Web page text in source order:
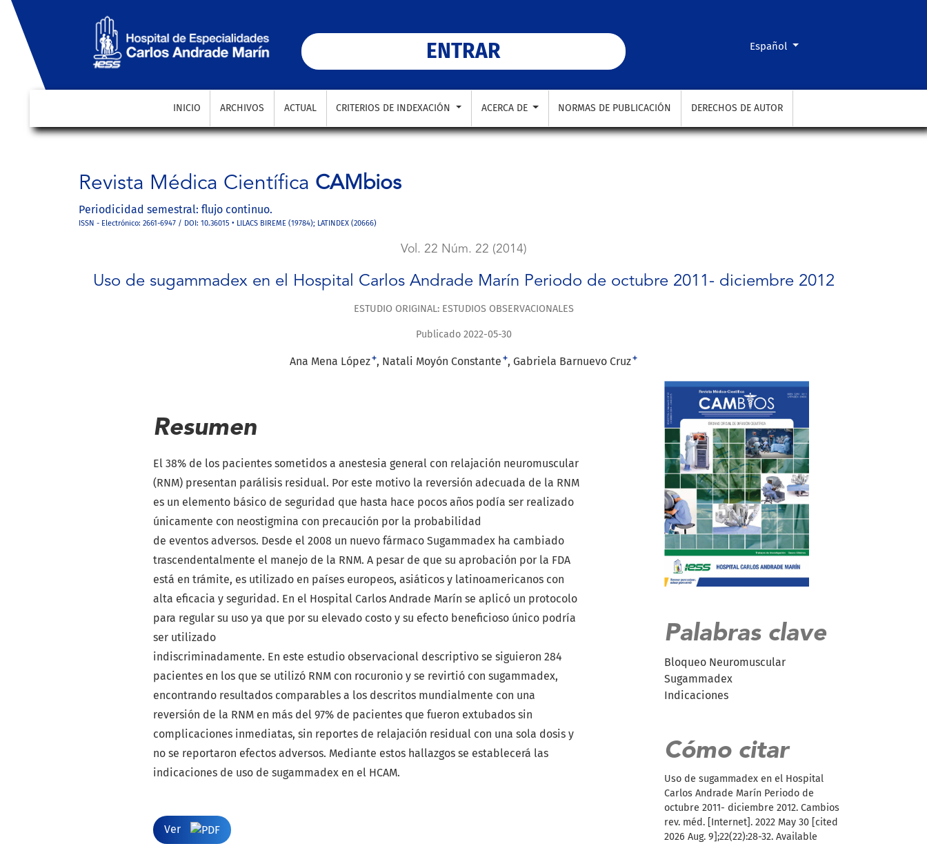
Cambiar el idioma. El actual es:
Español
ENTRAR
INICIO ARCHIVOS ACTUAL CRITERIOS DE INDEXACIÓN ACERCA DE NORMAS DE PUBLICACIÓN DERECHOS DE AUTOR
Revista Médica Científica CAMbios
Periodicidad semestral: flujo continuo.
ISSN - Electrónico: 2661-6947 / DOI: 10.36015 • LILACS BIREME (19784); LATINDEX (20666)
Vol. 22 Núm. 22 (2014)
Uso de sugammadex en el Hospital Carlos Andrade Marín Periodo de octubre 2011- diciembre 2012
ESTUDIO ORIGINAL: ESTUDIOS OBSERVACIONALES
Publicado 2022-05-30
Ana Mena López+ Natali Moyón Constante + Gabriela Barnuevo Cruz+
Palabras clave
Bloqueo Neuromuscular
Sugammadex
Indicaciones
Cómo citar
Uso de sugammadex en el Hospital
Carlos Andrade Marín Periodo de
octubre 2011- diciembre 2012. Cambios
rev. méd. [Internet]. 2022 May 30 [cited
2026 Aug. 9];22(22):28-32. Available
Resumen
El 38% de los pacientes sometidos a anestesia general con relajación neuromuscular
(RNM) presentan parálisis residual. Por este motivo la reversión adecuada de la RNM
es un elemento básico de seguridad que hasta hace pocos años podía ser realizado
únicamente con neostigmina con precaución por la probabilidad
de eventos adversos. Desde el 2008 un nuevo fármaco Sugammadex ha cambiado
trascendentalmente el manejo de la RNM. A pesar de que su aprobación por la FDA
está en trámite, es utilizado en países europeos, asiáticos y latinoamericanos con
alta eficacia y seguridad. En el Hospital Carlos Andrade Marín se aplicó un protocolo
para regular su uso ya que por su elevado costo y su efecto beneficioso único podría
ser utilizado
indiscriminadamente. En este estudio observacional descriptivo se siguieron 284
pacientes en los que se utilizó RNM con rocuronio y se revirtió con sugammadex,
encontrando resultados comparables a los descritos mundialmente con una
reversión de la RNM en más del 97% de pacientes que fueron extubados sin
complicaciones inmediatas, sin reportes de relajación residual con una sola dosis y
no se reportaron efectos adversos. Mediante estos hallazgos se establecerá las
indicaciones de uso de sugammadex en el HCAM.
Ver